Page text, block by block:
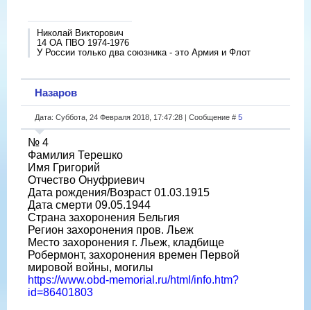
Николай Викторович
14 ОА ПВО 1974-1976
У России только два союзника - это Армия и Флот
Назаров
Дата: Суббота, 24 Февраля 2018, 17:47:28 | Сообщение # 5
№ 4
Фамилия Терешко
Имя Григорий
Отчество Онуфриевич
Дата рождения/Возраст 01.03.1915
Дата смерти 09.05.1944
Страна захоронения Бельгия
Регион захоронения пров. Льеж
Место захоронения г. Льеж, кладбище
Робермонт, захоронения времен Первой
мировой войны, могилы
https://www.obd-memorial.ru/html/info.htm?
id=86401803